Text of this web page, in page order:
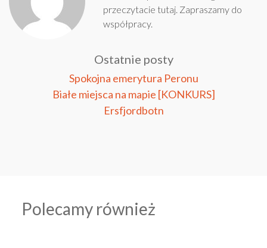
przeczytacie tutaj. Zapraszamy do
współpracy.
Ostatnie posty
Spokojna emerytura Peronu
Białe miejsca na mapie [KONKURS]
Ersfjordbotn
Polecamy również